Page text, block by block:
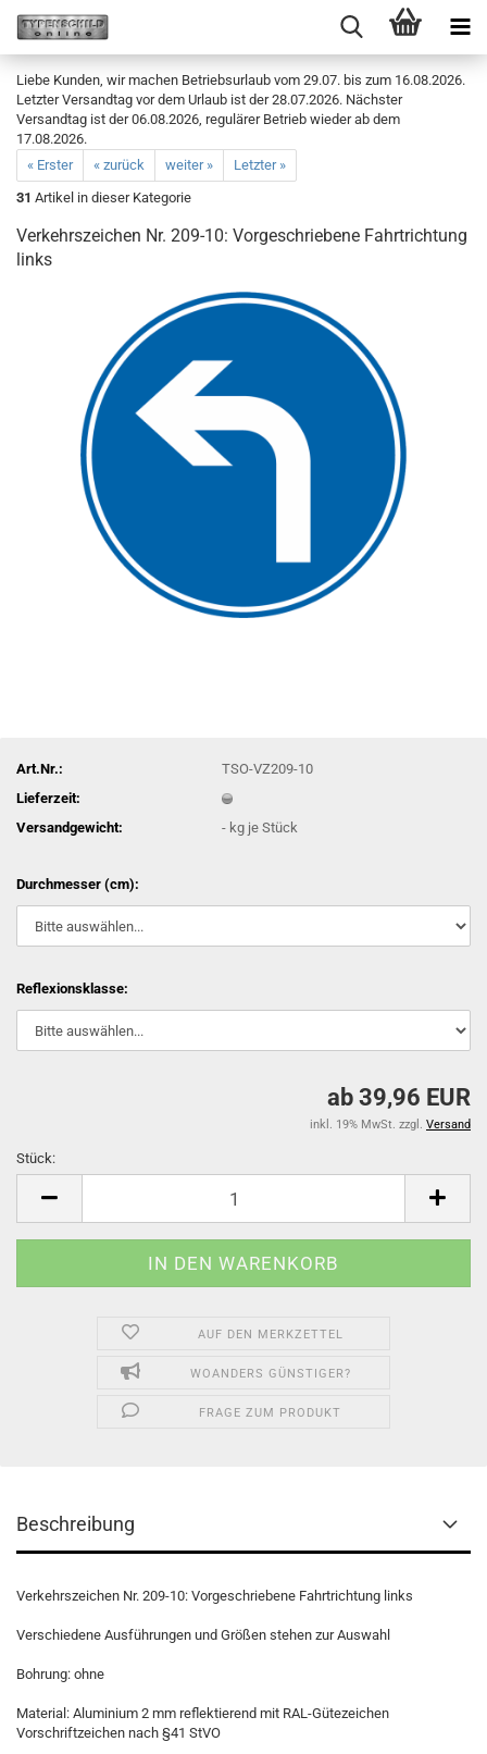
Liebe Kunden, wir machen Betriebsurlaub vom 29.07. bis zum 16.08.2026.
Letzter Versandtag vor dem Urlaub ist der 28.07.2026. Nächster
Versandtag ist der 06.08.2026, regulärer Betrieb wieder ab dem
17.08.2026.
« Erster
« zurück weiter »
Letzter »
31 Artikel in dieser Kategorie
Verkehrszeichen Nr. 209-10: Vorgeschriebene Fahrtrichtung
links
Art.Nr.:
TSO-VZ209-10
Lieferzeit:
Versandgewicht:
- kg je Stück
Durchmesser (cm):
Reflexionsklasse:
ab 39,96 EUR
inkl. 19% MwSt. zzgl. Versand
Stück:
AUF DEN MERKZETTEL
WOANDERS GÜNSTIGER?
FRAGE ZUM PRODUKT
Beschreibung
Verkehrszeichen Nr. 209-10: Vorgeschriebene Fahrtrichtung links
Verschiedene Ausführungen und Größen stehen zur Auswahl
Bohrung: ohne
Material: Aluminium 2 mm reflektierend mit RAL-Gütezeichen
Vorschriftzeichen nach §41 StVO